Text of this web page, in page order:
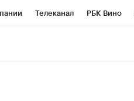
Телеканал РБК Вино